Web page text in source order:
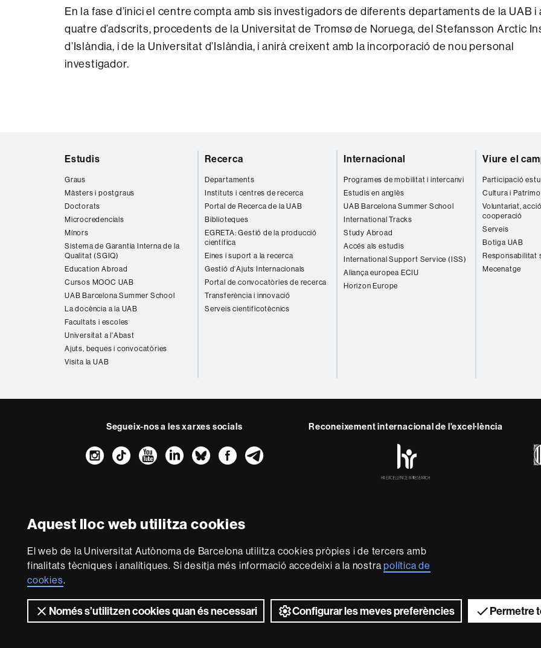
Aquest lloc web utilitza cookies
El web de la Universitat Autònoma de Barcelona utilitza cookies pròpies i de tercers amb
finalitats tècniques i analítiques. Si desitja més informació accedeixi a la nostrapolítica de
cookies.
Només s’utilitzen cookies quan és necessari Configurar les meves preferències Permetre
En la fase d’inici el centre compta amb sis investigadors de diferents departaments de la UAB i
quatre d’adscrits, procedents de la Universitat de Tromsø de Noruega, del Stefansson Arctic
d’Islàndia, i de la Universitat d’Islàndia, i anirà creixent amb la incorporació de nou personal
investigador.
Estudis
Graus
Màsters i postgraus
Doctorats
Microcredencials
Mínors
Sistema de Garantia Interna de la
Qualitat (SGIQ)
Education Abroad
Cursos MOOC UAB
UAB Barcelona Summer School
La docència a la UAB
Facultats i escoles
Universitat a l'Abast
Ajuts, beques i convocatòries
Visita la UAB
Recerca
Departaments
Instituts i centres de recerca
Portal de Recerca de la UAB
Biblioteques
EGRETA: Gestió de la producció
científica
Eines i suport a la recerca
Gestió d'Ajuts Internacionals
Portal de convocatòries de recerca
Transferència i innovació
Serveis cientificotècnics
Internacional
Programes de mobilitat i intercanvi
Estudis en anglès
UAB Barcelona Summer School
International Tracks
Study Abroad
Accés als estudis
International Support Service (ISS)
Aliança europea ECIU
Horizon Europe
Viure el
Participació
Cultura i
Voluntariat,
cooperació
Serveis
Botiga UAB
Responsabilitat
Mecenatge
Segueix-nos a les xarxes socials
Instagram
TikTokYouTube
LinkedIn
BlueskyFacebook
Telegram
Reconeixement internacional de l'excel·lència
web
Avís legal
Som una universitat capdavantera que imparteix una docència de qualitat i
multidisciplinària i flexible, ajustada a les necessitats de la societat i adaptada als
del coneixement. La UAB és reconeguda internacionalment per la qualitat i el
2026 Universitat Autònoma de Barcelona